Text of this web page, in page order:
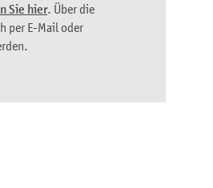
Sie hier. Über die
per E-Mail oder